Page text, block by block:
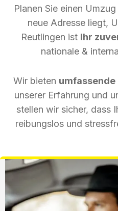
Planen Sie einen
neue Adresse liegt,
Reutlingen ist Ihr
nationale &
Wir bieten umfassende
unserer Erfahrung und
stellen wir sicher, dass
reibungslos und